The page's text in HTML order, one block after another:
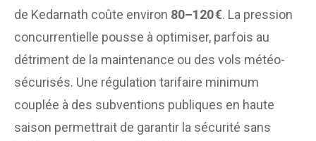
de Kedarnath coûte environ 80–120 €. La pression
concurrentielle pousse à optimiser, parfois au
détriment de la maintenance ou des vols météo­
sécurisés. Une régulation tarifaire minimum
couplée à des subventions publiques en haute
saison permettrait de garantir la sécurité sans